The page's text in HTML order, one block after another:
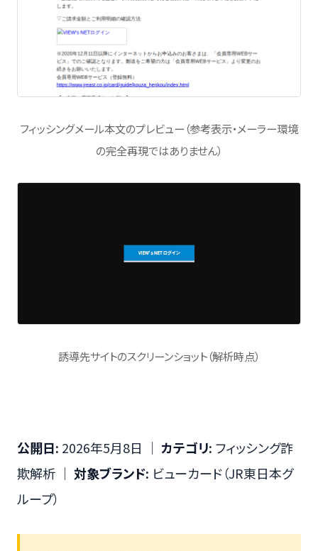
フィッシングメール本文のプレビュー（参考表示・メーラー環境
の完全再現ではありません）
誘導先サイトのスクリーンショット（解析時点）
公開日: 2026年5月8日 ｜ カテゴリ: フィッシング詐
欺解析 ｜ 対象ブランド: ビューカード（JR東日本グ
ループ）